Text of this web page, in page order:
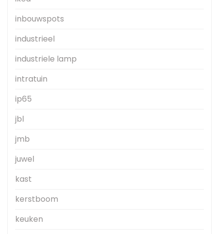
inbouwspots
industrieel
industriele lamp
intratuin
ip65
jbl
jmb
juwel
kast
kerstboom
keuken